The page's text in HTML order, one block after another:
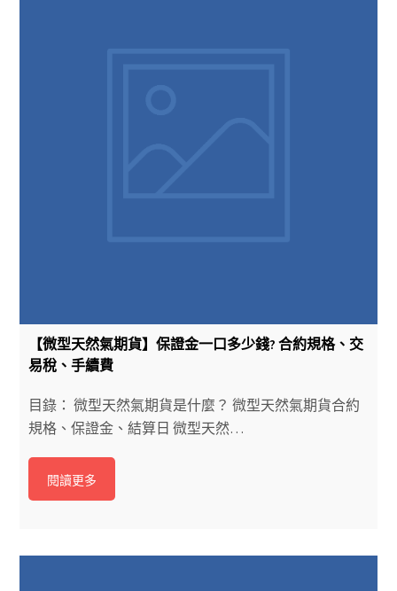
【微型天然氣期貨】保證金一口多少錢? 合約規格、交
易稅、手續費
目錄： 微型天然氣期貨是什麼？ 微型天然氣期貨合約
規格、保證金、結算日 微型天然…
閱讀更多